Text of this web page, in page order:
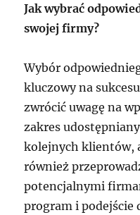
Jak wybrać
swojej firmy?
Wybór
kluczowy na
zwrócić uwagę na
zakres
kolejnych klientów,
również
potencjalnymi
program i podejście